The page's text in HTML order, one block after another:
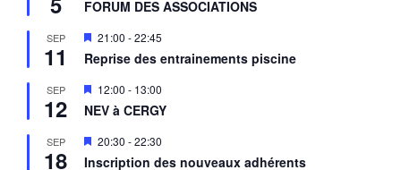
a
a
n
t
s
n
a
v
a
n
t
FORUM DES ASSOCIATIONS
SEP
11
M
s
n
a
a
n
t
21:00 -22:45
Reprise des entrainements piscine
SEP
12
M
i
s
n
a
12:00 - 13:00
NEV à CERGY
SEP
18
M
20:30 -22:30
Inscription des nouveaux adhérents